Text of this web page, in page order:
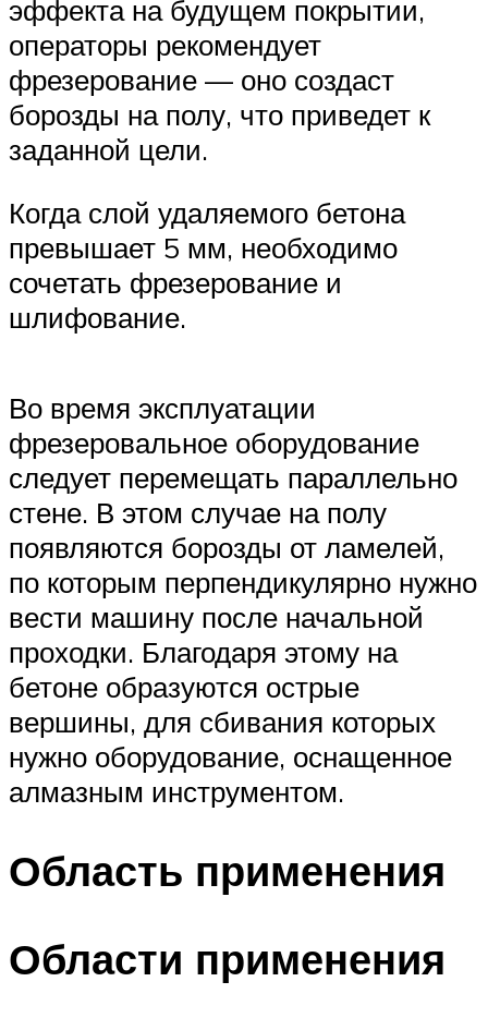
эффекта на будущем покрытии,
операторы рекомендует
фрезерование — оно создаст
борозды на полу, что приведет к
заданной цели.
Когда слой удаляемого бетона
превышает 5 мм, необходимо
сочетать фрезерование и
шлифование.
Во время эксплуатации
фрезеровальное оборудование
следует перемещать параллельно
стене. В этом случае на полу
появляются борозды от ламелей,
по которым перпендикулярно нужно
вести машину после начальной
проходки. Благодаря этому на
бетоне образуются острые
вершины, для сбивания которых
нужно оборудование, оснащенное
алмазным инструментом.
Область применения
Области применения